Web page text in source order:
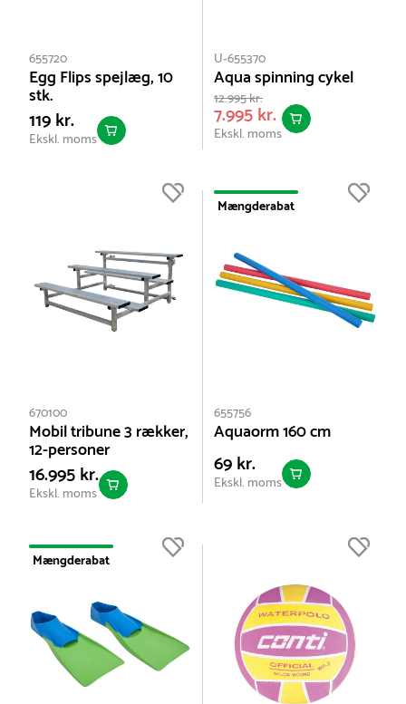
655720
Egg Flips spejlæg, 10
stk.
119 kr.
Ekskl. moms
U-655370
Aqua spinning cykel
12.995 kr.
7.995 kr.
Ekskl. moms
670100
Mobil tribune 3 rækker,
12-personer
16.995 kr.
Ekskl. moms
Mængderabat
655756
Aquaorm 160 cm
69 kr.
Ekskl. moms
Mængderabat